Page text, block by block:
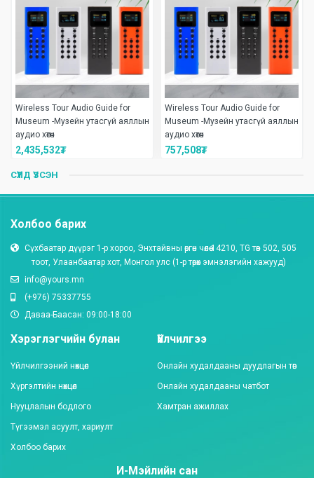
Wireless Tour Audio Guide for
Museum -Музейн утасгүй аяллын
аудио хөтөч
2,435,532₮
Wireless Tour Audio Guide for
Museum -Музейн утасгүй аяллын
аудио хөтөч
757,508₮
СҮҮЛД ҮЗСЭН
Холбоо барих
Сүхбаатар дүүрэг 1-р хороо, Энхтайвны өргөн чөлөө 14210, TG төв 502, 505
тоот, Улаанбаатар хот, Монгол улc (1-р төрөх эмнэлэгийн хажууд)
info@yours.mn
(+976) 75337755
Даваа-Баасан: 09:00-18:00
Хэрэглэгчийн булан
Үйлчилгээний нөхцөл
Хүргэлтийн нөхцөл
Нууцлалын бодлого
Түгээмэл асуулт, хариулт
Холбоо барих
Үйлчилгээ
Онлайн худалдааны дуудлагын төв
Онлайн худалдааны чатбот
Хамтран ажиллах
И-Мэйлийн сан